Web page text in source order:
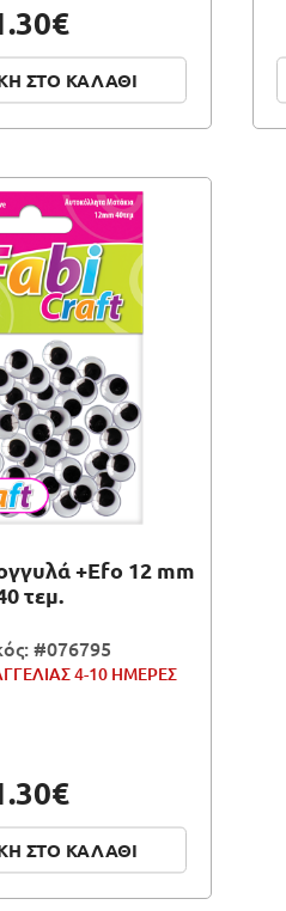
ΣΤΟ ΚΑΛΑΘΙ
+Efo 12 mm
τεμ.
#076795
4-10 ΗΜΕΡΕΣ
ΣΤΟ ΚΑΛΑΘΙ